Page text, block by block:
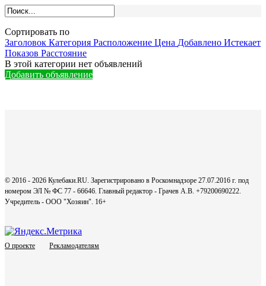
Сортировать по
Заголовок Категория Расположение Цена Добавлено Истекает
Показов Расстояние
В этой категории нет объявлений
Добавить объявление
© 2016 - 2026 Кулебаки.RU. Зарегистрировано в Роскомнадзоре 27.07.2016 г. под
номером ЭЛ № ФС 77 - 66646. Главный редактор - Грачев А.В. +79200690222.
Учредитель - ООО "Хозяин". 16+
О проекте Рекламодателям